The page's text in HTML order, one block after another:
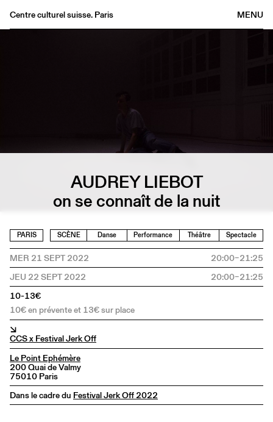
MENU
Centre culturel suisse. Paris
Informations
AUDREY LIEBOT
on se connaît de la nuit
PARIS SCÈNE Danse Performance Théâtre Spectacle
MER 21 SEPT 2022
20:00–21:25
JEU 22 SEPT 2022
20:00–21:25
10-13€
10€ en prévente et 13€ sur place
↘
CCS x Festival Jerk Off
Le Point Ephémère
200 Quai de Valmy
75010 Paris
Dans le cadre du Festival Jerk Off 2022